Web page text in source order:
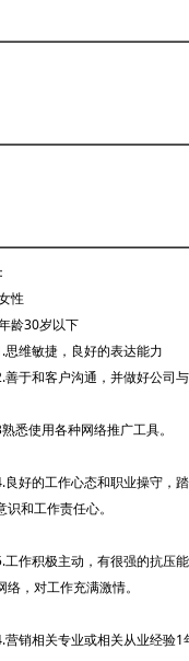
岁以下
捷，良好的表达能力
客户沟通，并做好公司与
用各种网络推广工具。
工作心态和职业操守，踏
识和工作责任心。
极主动，有很强的抗压能
络，对工作充满激情。
关专业或相关从业经验1